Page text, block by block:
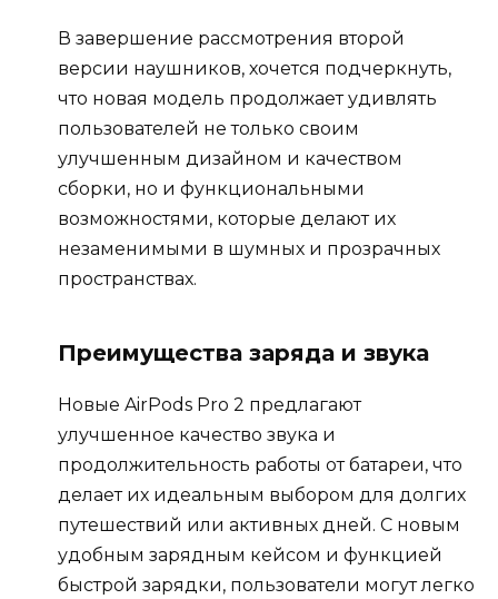
В завершение рассмотрения второй
версии наушников, хочется подчеркнуть,
что новая модель продолжает удивлять
пользователей не только своим
улучшенным дизайном и качеством
сборки, но и функциональными
возможностями, которые делают их
незаменимыми в шумных и прозрачных
пространствах.
Преимущества заряда и звука
Новые AirPods Pro 2 предлагают
улучшенное качество звука и
продолжительность работы от батареи, что
делает их идеальным выбором для долгих
путешествий или активных дней. С новым
удобным зарядным кейсом и функцией
быстрой зарядки, пользователи могут легко